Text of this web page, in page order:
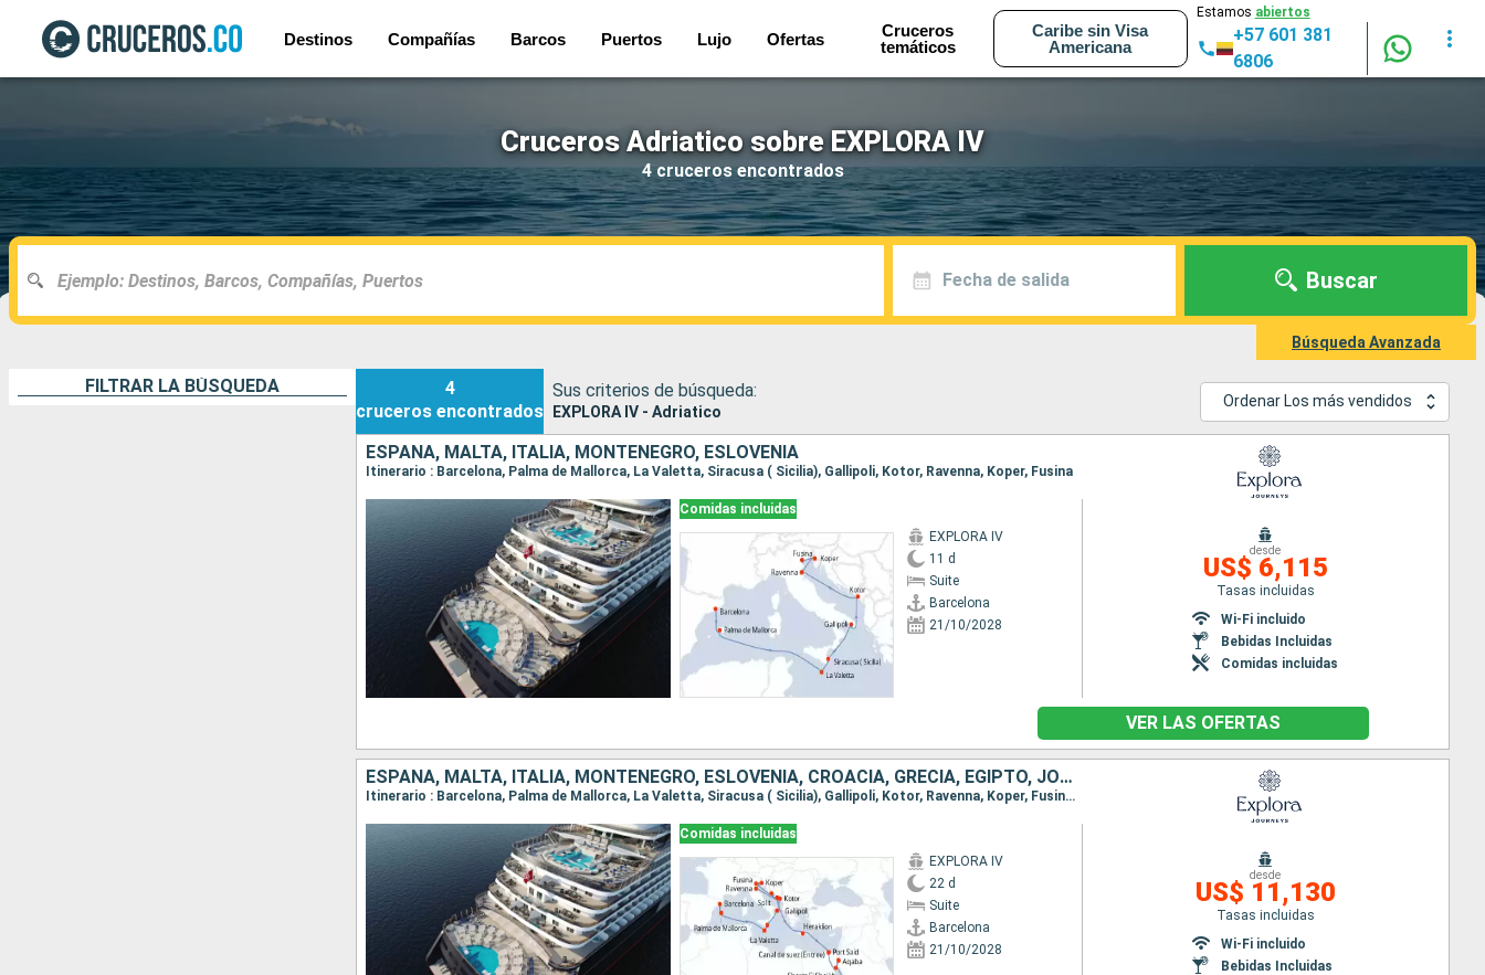
Destinos Compañías Barcos Puertos Lujo Ofertas
Cruceros
temáticos
Caribe sin Visa
Americana
Estamos abiertos
+57 601 381
6806
Cruceros Adriatico sobre EXPLORA IV
4 cruceros encontrados
Fecha de salida Buscar
Búsqueda Avanzada
FILTRAR LA BÚSQUEDA
4
cruceros encontrados
Sus criterios de búsqueda:
EXPLORA IV - Adriatico
Ordenar Los más vendidos
ESPAÑA, MALTA, ITALIA, MONTENEGRO, ESLOVENIA
Itinerario : Barcelona, Palma de Mallorca, La Valetta, Siracusa ( Sicilia), Gallipoli, Kotor, Ravenna, Koper, Fusina
Comidas incluidas
EXPLORA IV
11 d
Suite
Barcelona
21/10/2028
desde
US$ 6,115
Tasas incluidas
Wi-Fi incluido
Bebidas Incluidas
Comidas incluidas
VER LAS OFERTAS
ESPAÑA, MALTA, ITALIA, MONTENEGRO, ESLOVENIA, CROACIA, GRECIA, EGIPTO, JORDANIA, ARABIA SAUDÍ
Itinerario : Barcelona, Palma de Mallorca, La Valetta, Siracusa ( Sicilia), Gallipoli, Kotor, Ravenna, Koper, Fusina, Split, Dubrovnik, Heraklion, Port Said, Canal de suez (Entree), Sharm El Sheikh, Aqaba, Djedda
Comidas incluidas
EXPLORA IV
22 d
Suite
Barcelona
21/10/2028
desde
US$ 11,130
Tasas incluidas
Wi-Fi incluido
Bebidas Incluidas